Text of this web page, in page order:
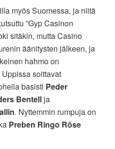
myös Suomessa, ja niitä
”Gyp Casinon
sitäkin, mutta Casino
äänitysten jälkeen, ja
hahmo on
soittavat
basisti Peder
Bentell ja
. Nyttemmin rumpuja on
Preben Ringo Röse